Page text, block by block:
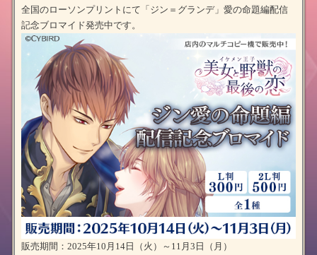
全国のローソンプリントにて「ジン＝グランデ」愛の命題編配信
記念ブロマイド発売中です。
販売期間：2025年10月14日（火）～11月3日（月）